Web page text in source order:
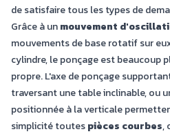
de satisfaire tous les types de
Grâce à unmouvement
mouvements de base rotatif sur
cylindre, le ponçage est beaucoup
propre. L'axe de ponçage
traversant une table inclinable, ou
positionnée à la verticale
simplicité toutespièces courbes,